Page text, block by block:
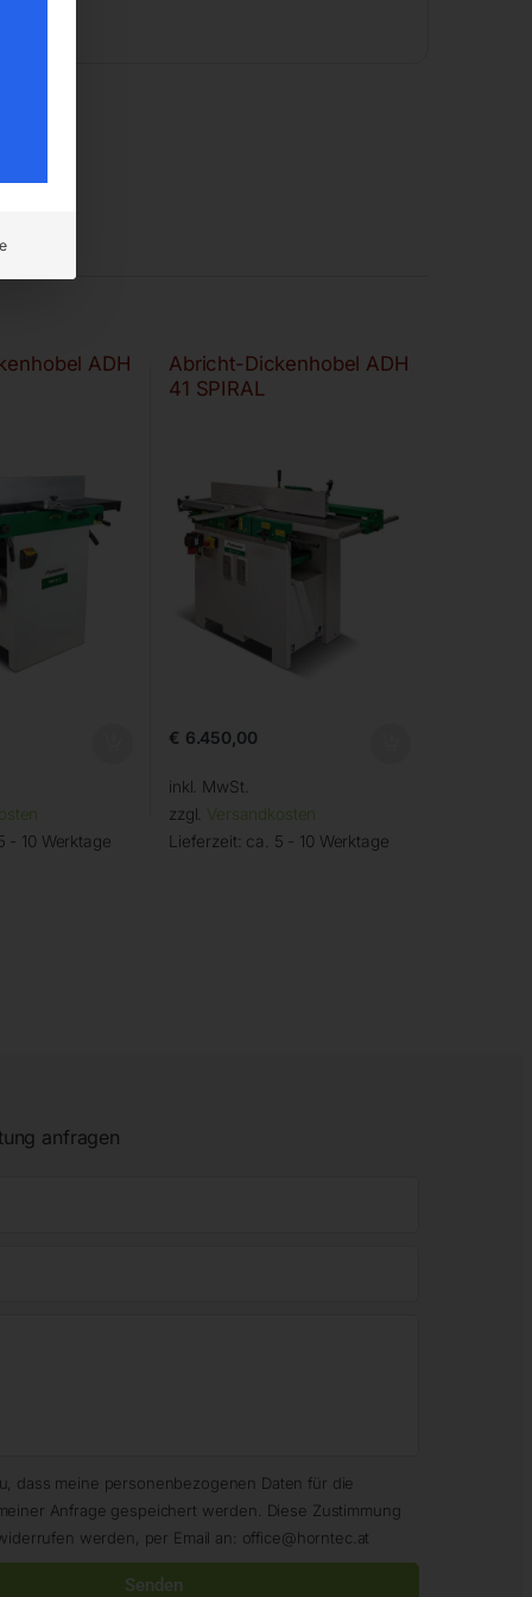
ADH
- 10 Werktage
Abricht-Dickenhobel ADH
41 SPIRAL
€ 6.450,00
inkl. MwSt.
zzgl. Versandkosten
Lieferzeit: ca. 5 - 10 Werktage
anfragen
dass meine personenbezogenen Daten für die
Anfrage gespeichert werden. Diese Zustimmung
werden, per Email an: office@horntec.at
Senden